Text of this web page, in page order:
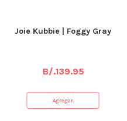
Joie Kubbie | Foggy Gray
B/.139.95
Agregar